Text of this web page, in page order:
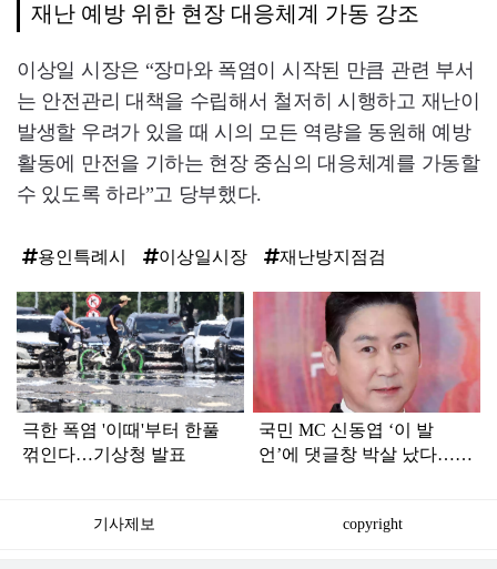
재난 예방 위한 현장 대응체계 가동 강조
이상일 시장은 “장마와 폭염이 시작된 만큼 관련 부서
는 안전관리 대책을 수립해서 철저히 시행하고 재난이
발생할 우려가 있을 때 시의 모든 역량을 동원해 예방
활동에 만전을 기하는 현장 중심의 대응체계를 가동할
수 있도록 하라”고 당부했다.
용인특례시 이상일시장 재난방지점검
탑
라
인
극한 폭염 '이때'부터 한풀
꺾인다…기상청 발표
국민 MC 신동엽 ‘이 발
언’에 댓글창 박살 났다…여
기사제보 copyright